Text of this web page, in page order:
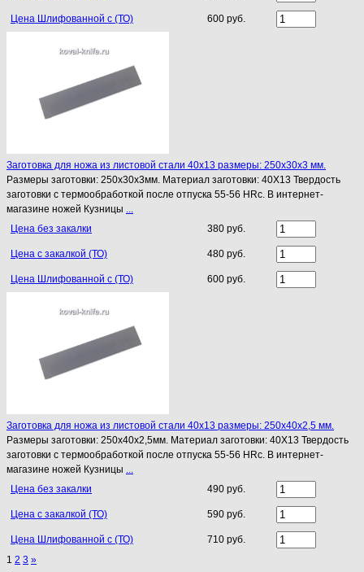
Цена Шлифованной с (ТО) 600 руб.
Заготовка для ножа из листовой стали 40х13 размеры: 250х30х3 мм.
Размеры заготовки: 250х30х3мм. Материал заготовки: 40Х13 Твердость
заготовки с термообработкой после отпуска 55-56 HRc. В интернет-
магазине ножей Кузницы ...
Цена без закалки
380 руб.
Цена с закалкой (ТО) 480 руб.
Цена Шлифованной с (ТО) 600 руб.
Заготовка для ножа из листовой стали 40х13 размеры: 250х40х2,5 мм.
Размеры заготовки: 250х40х2,5мм. Материал заготовки: 40Х13 Твердость
заготовки с термообработкой после отпуска 55-56 HRc. В интернет-
магазине ножей Кузницы ...
Цена без закалки
490 руб.
Цена с закалкой (ТО) 590 руб.
Цена Шлифованной с (ТО)
710 руб.
1 2 3 »